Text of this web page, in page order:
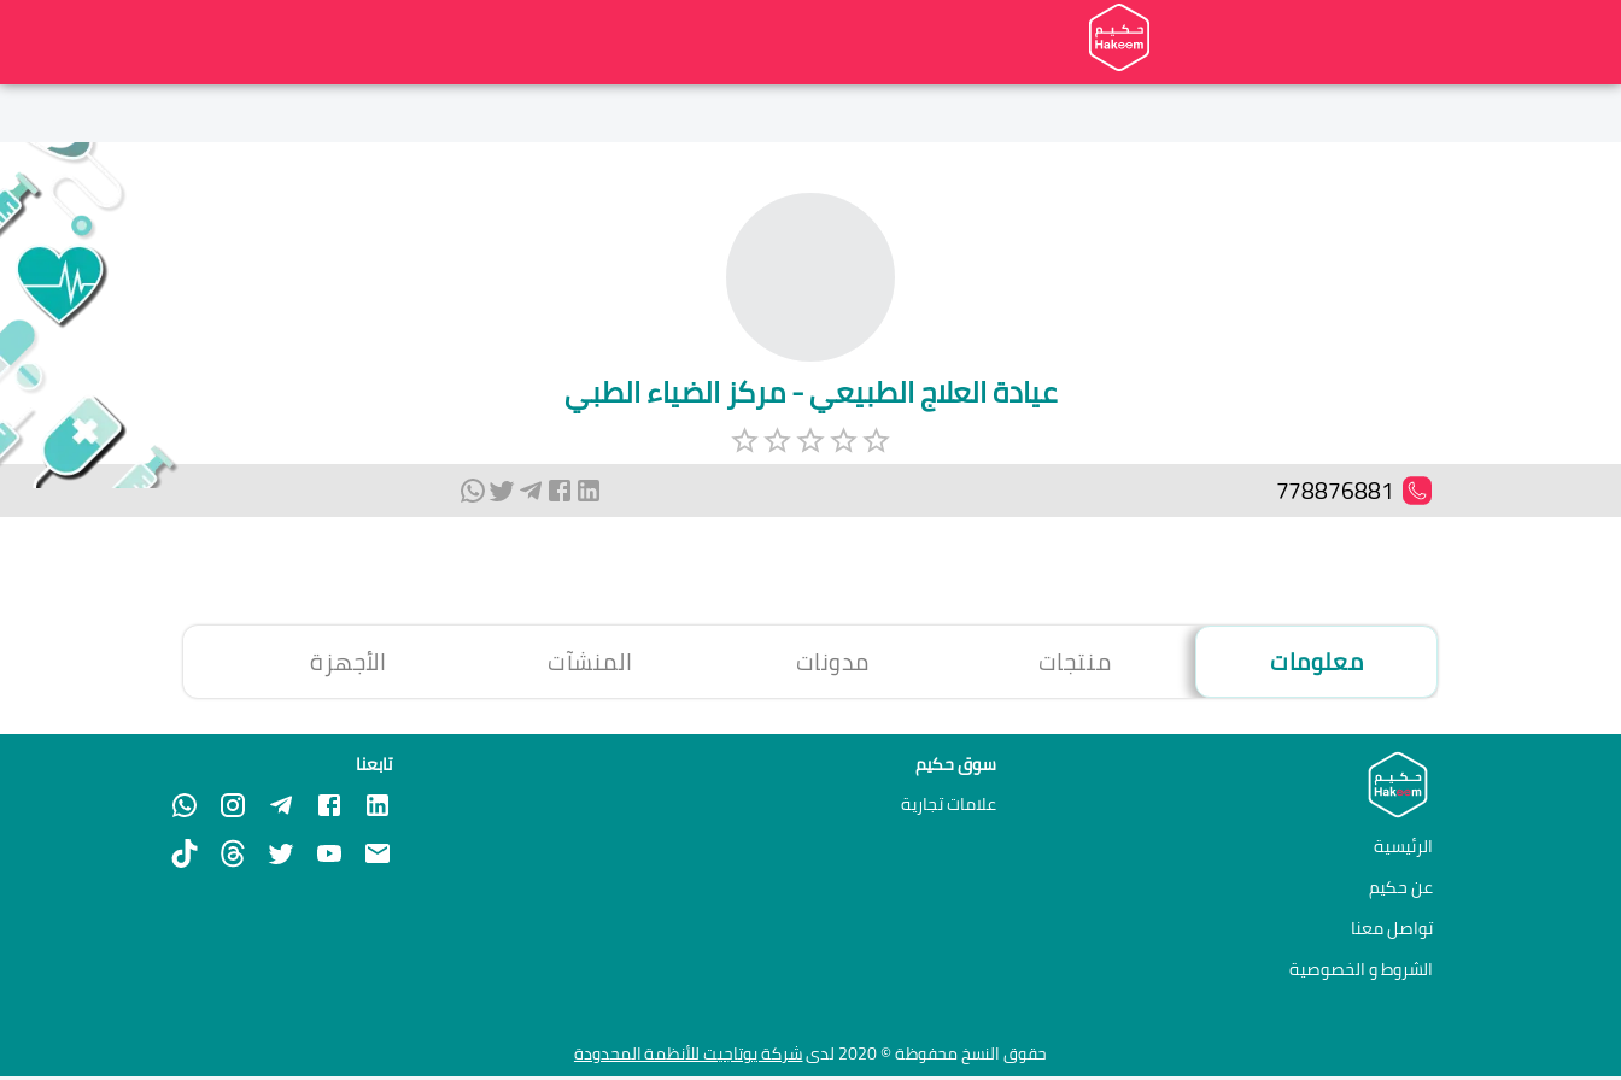
عيادة العلاج الطبيعي - مركز الضياء الطبي
778876881
معلومات منتجات مدونات المنشآت الأجهزة
الرئيسية
عن حكيم
تواصل معنا
الشروط و الخصوصية
سوق حكيم
علامات تجارية
تابعنا
حقوق النسخ محفوظة © 2020 لدى شركة يوتاجيت للأنظمة المحدودة